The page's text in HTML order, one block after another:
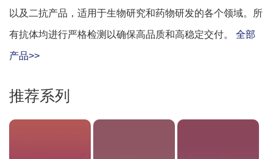
以及二抗产品，适用于生物研究和药物研发的各个领域。所
有抗体均进行严格检测以确保高品质和高稳定交付。 全部
产品>>
推荐系列